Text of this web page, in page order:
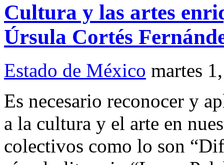
Cultura y las artes
Úrsula Cortés
Estado de México martes
Es necesario reconocer y
a la cultura y el arte en
colectivos como lo son